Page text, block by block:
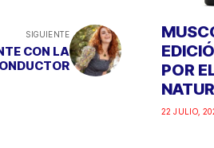
SIGUIENTE
CON LA
POR
22 JULIO,